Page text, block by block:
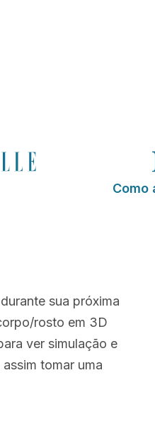
Como
sua próxima
rosto em 3D
ver simulação e
tomar uma